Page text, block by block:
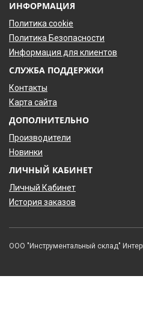
ИНФОРМАЦИЯ
Политика cookie
Политика Безопасности
Информация для клиентов
СЛУЖБА ПОДДЕРЖКИ
Контакты
Карта сайта
ДОПОЛНИТЕЛЬНО
Производители
Новинки
ЛИЧНЫЙ КАБИНЕТ
Личный Кабинет
История заказов
ООО "Инструментальный склад"